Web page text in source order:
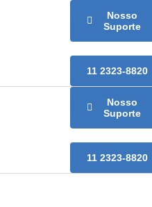
Nosso
Suporte
11 2323-8820
Nosso
Suporte
11 2323-8820